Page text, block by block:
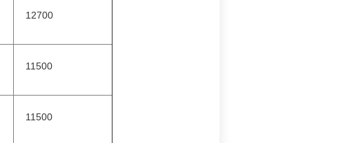
12700
11500
11500